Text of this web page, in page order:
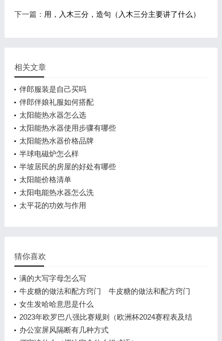
下一篇： 用，入木三分，造句（入木三分主要讲了什么）
相关文章
伴郎服装是自己买吗
伴郎伴娘礼服如何搭配
太阳能热水器怎么选
太阳能热水器使用步骤有哪些
太阳能热水器价格品牌
半球电磁炉怎么样
半坡居民的房屋的好处有哪些
太阳能价格清单
太阳电能热水器怎么洗
太平花的功效与作用
猜你喜欢
满的大写字母怎么写
牛皮糖的做法和配方窍门 牛皮糖的做法和配方窍门
女生发哈哈意思是什么
2023年欧罗巴八强比赛规则（欧洲杯2024赛程表及结
果）
办公室屏风隔断有几种方式